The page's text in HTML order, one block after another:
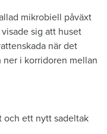
mikrobiell påväxt
sig att huset
när det
i korridoren mellan
och ett nytt sadeltak